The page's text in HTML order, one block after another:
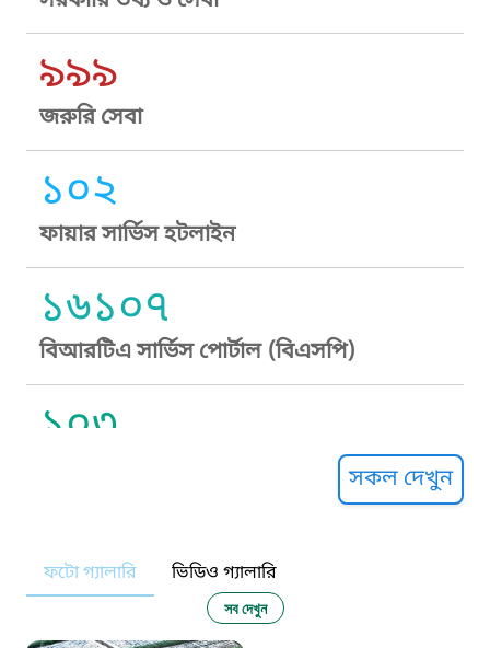
৯৯৯
জরুরি সেবা
১০২
ফায়ার সার্ভিস হটলাইন
১৬১০৭
বিআরটিএ সার্ভিস পোর্টাল (বিএসপি)
১০৩
নারী ও শিশু নির্যাতন প্রতিরোধ
সকল দেখুন
ফটো গ্যালারি ভিডিও গ্যালারি
সব দেখুন